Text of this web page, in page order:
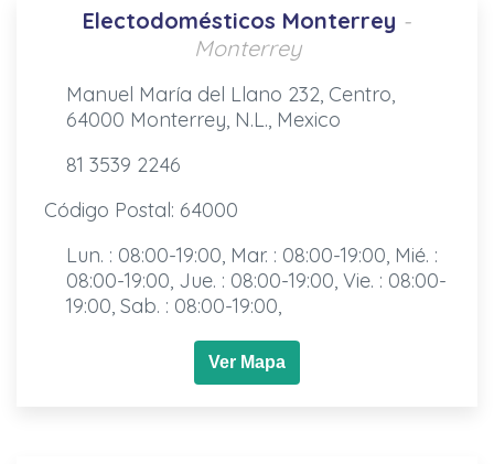
Electodomésticos Monterrey -
Monterrey
Manuel María del Llano 232, Centro,
64000 Monterrey, N.L., Mexico
81 3539 2246
Código Postal: 64000
Lun. : 08:00-19:00, Mar. : 08:00-19:00, Mié. :
08:00-19:00, Jue. : 08:00-19:00, Vie. : 08:00-
19:00, Sab. : 08:00-19:00,
Ver Mapa